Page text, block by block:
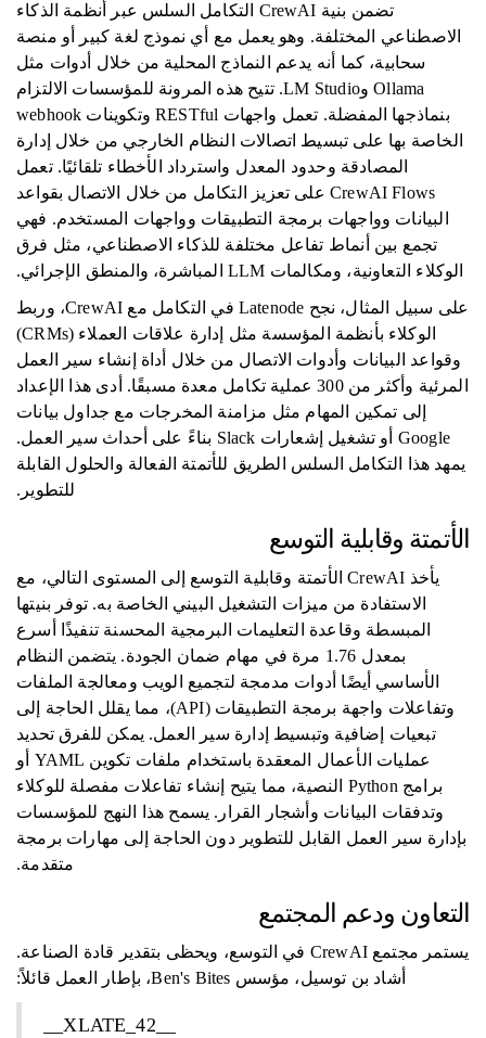
تضمن بنية CrewAI التكامل السلس عبر أنظمة الذكاء
الاصطناعي المختلفة. وهو يعمل مع أي نموذج لغة كبير أو منصة
سحابية، كما أنه يدعم النماذج المحلية من خلال أدوات مثل
Ollama وLM Studio. تتيح هذه المرونة للمؤسسات الالتزام
بنماذجها المفضلة. تعمل واجهات RESTful وتكوينات webhook
الخاصة بها على تبسيط اتصالات النظام الخارجي من خلال إدارة
المصادقة وحدود المعدل واسترداد الأخطاء تلقائيًا. تعمل
CrewAI Flows على تعزيز التكامل من خلال الاتصال بقواعد
البيانات وواجهات برمجة التطبيقات وواجهات المستخدم. فهي
تجمع بين أنماط تفاعل مختلفة للذكاء الاصطناعي، مثل فرق
الوكلاء التعاونية، ومكالمات LLM المباشرة، والمنطق الإجرائي.
على سبيل المثال، نجح Latenode في التكامل مع CrewAI، وربط
الوكلاء بأنظمة المؤسسة مثل إدارة علاقات العملاء (CRMs)
وقواعد البيانات وأدوات الاتصال من خلال أداة إنشاء سير العمل
المرئية وأكثر من 300 عملية تكامل معدة مسبقًا. أدى هذا الإعداد
إلى تمكين المهام مثل مزامنة المخرجات مع جداول بيانات
Google أو تشغيل إشعارات Slack بناءً على أحداث سير العمل.
يمهد هذا التكامل السلس الطريق للأتمتة الفعالة والحلول القابلة
للتطوير.
الأتمتة وقابلية التوسع
يأخذ CrewAI الأتمتة وقابلية التوسع إلى المستوى التالي، مع
الاستفادة من ميزات التشغيل البيني الخاصة به. توفر بنيتها
المبسطة وقاعدة التعليمات البرمجية المحسنة تنفيذًا أسرع
بمعدل 1.76 مرة في مهام ضمان الجودة. يتضمن النظام
الأساسي أيضًا أدوات مدمجة لتجميع الويب ومعالجة الملفات
وتفاعلات واجهة برمجة التطبيقات (API)، مما يقلل الحاجة إلى
تبعيات إضافية وتبسيط إدارة سير العمل. يمكن للفرق تحديد
عمليات الأعمال المعقدة باستخدام ملفات تكوين YAML أو
برامج Python النصية، مما يتيح إنشاء تفاعلات مفصلة للوكلاء
وتدفقات البيانات وأشجار القرار. يسمح هذا النهج للمؤسسات
بإدارة سير العمل القابل للتطوير دون الحاجة إلى مهارات برمجة
متقدمة.
التعاون ودعم المجتمع
يستمر مجتمع CrewAI في التوسع، ويحظى بتقدير قادة الصناعة.
أشاد بن توسيل، مؤسس Ben's Bites، بإطار العمل قائلاً: